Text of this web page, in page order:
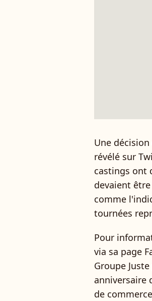
Une
révélé sur
castings ont
devaient
comme
tournées
Pour
via sa page
Groupe
anniversaire
de